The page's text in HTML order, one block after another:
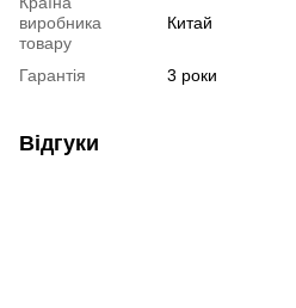
виробника
товару
Китай
Гарантія 3 роки
Відгуки